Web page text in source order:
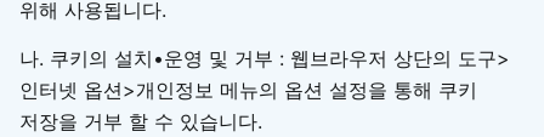
위해 사용됩니다.
나. 쿠키의 설치•운영 및 거부 : 웹브라우저 상단의 도구>
인터넷 옵션>개인정보 메뉴의 옵션 설정을 통해 쿠키
저장을 거부 할 수 있습니다.